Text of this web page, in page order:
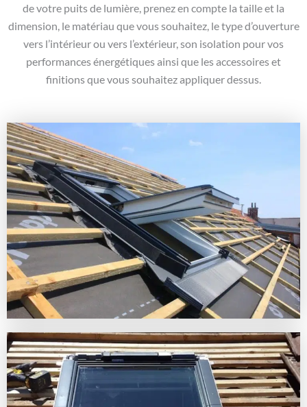
de votre puits de lumière, prenez en compte la taille et la
dimension, le matériau que vous souhaitez, le type d’ouverture
vers l’intérieur ou vers l’extérieur, son isolation pour vos
performances énergétiques ainsi que les accessoires et
finitions que vous souhaitez appliquer dessus.